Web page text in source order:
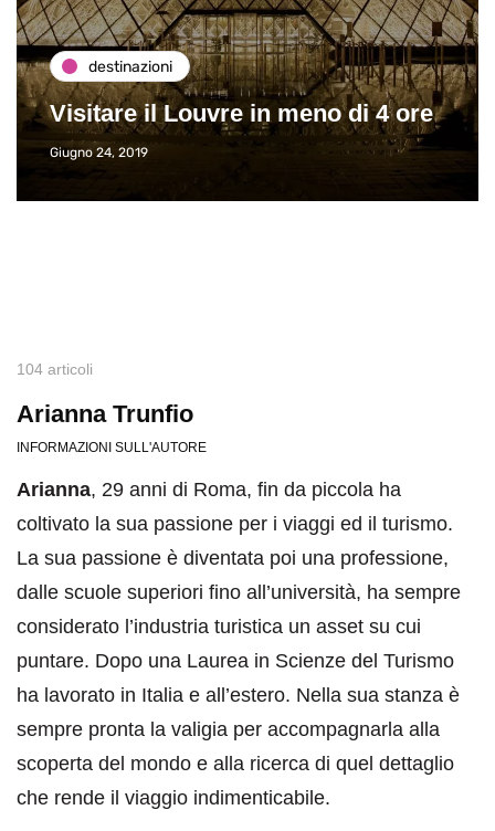
destinazioni
Visitare il Louvre in meno di 4 ore
Giugno 24, 2019
104 articoli
Arianna Trunfio
INFORMAZIONI SULL'AUTORE
Arianna, 29 anni di Roma, fin da piccola ha
coltivato la sua passione per i viaggi ed il turismo.
La sua passione è diventata poi una professione,
dalle scuole superiori fino all’università, ha sempre
considerato l’industria turistica un asset su cui
puntare. Dopo una Laurea in Scienze del Turismo
ha lavorato in Italia e all’estero. Nella sua stanza è
sempre pronta la valigia per accompagnarla alla
scoperta del mondo e alla ricerca di quel dettaglio
che rende il viaggio indimenticabile.